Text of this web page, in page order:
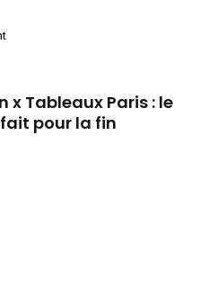
x Tableaux Paris : le
pour la fin